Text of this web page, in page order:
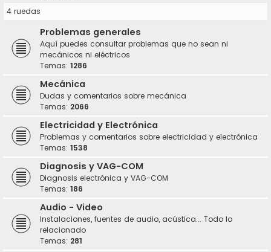
4 ruedas
Problemas generales
Aquí puedes consultar problemas que no sean ni
mecánicos ni eléctricos
Temas: 1286
Mecánica
Dudas y comentarios sobre mecánica
Temas: 2066
Electricidad y Electrónica
Problemas y comentarios sobre electricidad y electrónica
Temas: 1538
Diagnosis y VAG-COM
Diagnosis electrónica y VAG-COM
Temas: 186
Audio - Video
Instalaciones, fuentes de audio, acústica... Todo lo
relacionado
Temas: 281